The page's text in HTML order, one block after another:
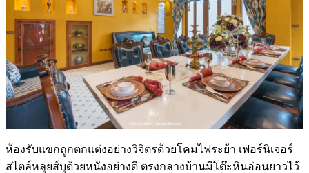
ห้องรับแขกถูกตกแต่งอย่างวิจิตรด้วยโคมไฟระย้า เฟอร์นิเจอร์
สไตล์หลุยส์บุด้วยหนังอย่างดี ตรงกลางบ้านมีโต๊ะหินอ่อนยาวไว้